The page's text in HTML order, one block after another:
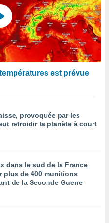
est prévue
provoquée par les
refroidir la planète à court
dans le sud de la France
plus de 400 munitions
de la Seconde Guerre